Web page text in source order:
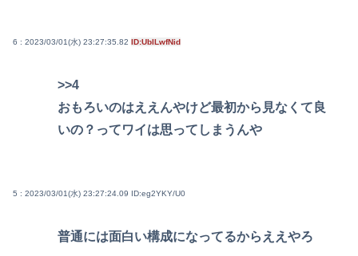
6 : 2023/03/01(水) 23:27:35.82 ID:UbILwfNid
>>4
おもろいのはええんやけど最初から見なくて良
いの？ってワイは思ってしまうんや
5 : 2023/03/01(水) 23:27:24.09 ID:eg2YKY/U0
普通には面白い構成になってるからええやろ